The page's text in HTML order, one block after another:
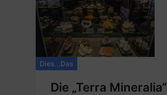
Dies...Das
Die „Terra Mineralia“